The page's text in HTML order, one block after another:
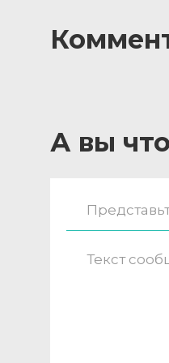
А вы